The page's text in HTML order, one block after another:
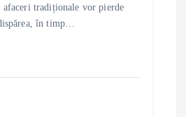
tradiționale vor pierde
în timp…